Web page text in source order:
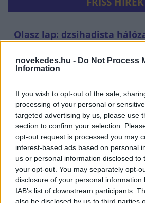
novekedes.hu - Do Not Process
Information
If you wish to opt-out of the sale,
processing of your personal or
targeted advertising by us, please use
section to confirm your selection.
opt-out request is processed you may
interest-based ads based on personal
us or personal information disclosed to
your opt-out. You may separately opt-
disclosure of your personal information
IAB’s list of downstream participants.
Olasz lap: dzsihadista
ceutai bevándorlás
figyelmeztetnek a